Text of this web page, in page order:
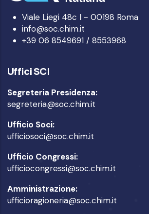
Viale Liegi 48c I - 00198 Roma
info@soc.chim.it
+39 06 8549691 / 8553968
Uffici SCI
Segreteria Presidenza:
segreteria@soc.chim.it
Ufficio Soci:
ufficiosoci@soc.chim.it
Ufficio Congressi:
ufficiocongressi@soc.chim.it
Amministrazione:
ufficioragioneria@soc.chim.it